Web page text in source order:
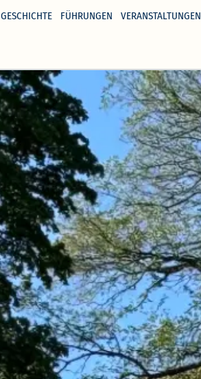
GESCHICHTE FÜHRUNGEN VERANSTALTUNGEN